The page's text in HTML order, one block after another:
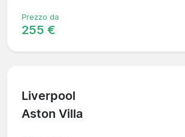
Prezzo da
255 €
Liverpool
Aston Villa